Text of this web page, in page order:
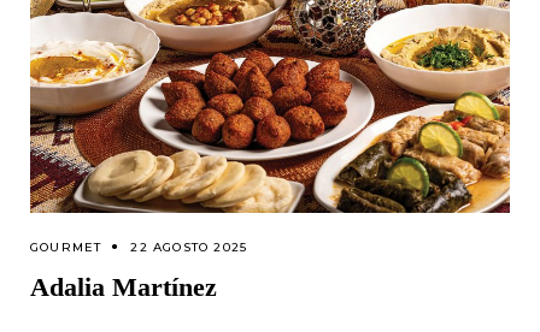
GOURMET 22 AGOSTO 2025
Adalia Martínez